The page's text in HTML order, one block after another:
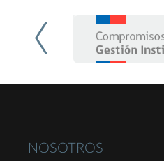
NOSOTROS